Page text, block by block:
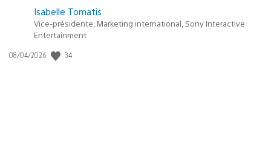
Isabelle Tomatis
Vice-présidente, Marketing international, Sony Interactive
Entertainment
Date
08/04/2026 34